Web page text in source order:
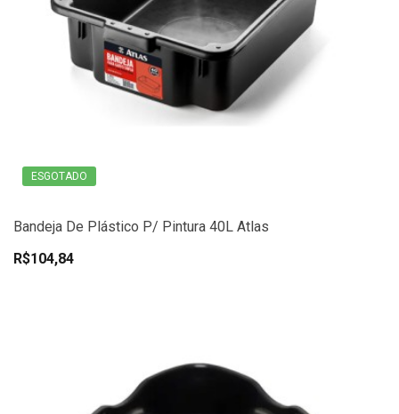
ESGOTADO
Bandeja De Plástico P/ Pintura 40L Atlas
R$104,84